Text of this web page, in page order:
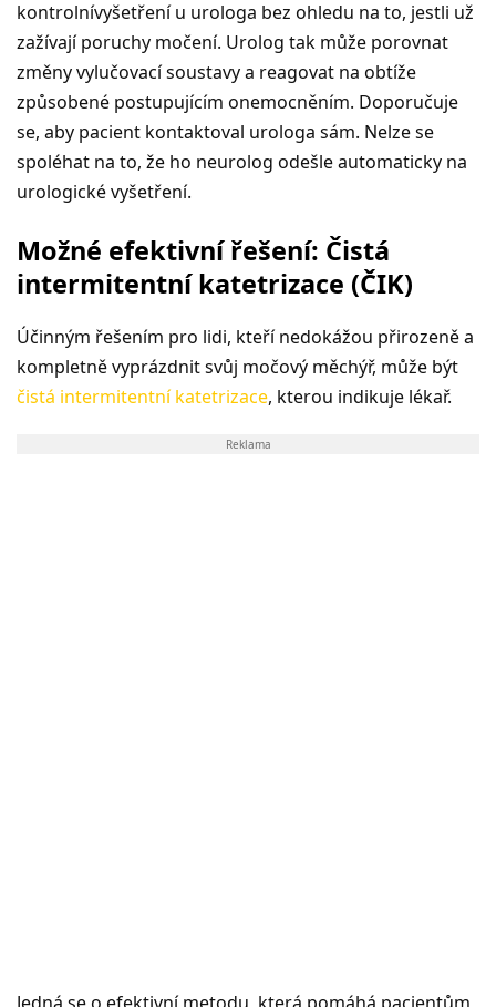
kontrolnívyšetření u urologa bez ohledu na to, jestli už
zažívají poruchy močení. Urolog tak může porovnat
změny vylučovací soustavy a reagovat na obtíže
způsobené postupujícím onemocněním. Doporučuje
se, aby pacient kontaktoval urologa sám. Nelze se
spoléhat na to, že ho neurolog odešle automaticky na
urologické vyšetření.
Možné efektivní řešení: Čistá
intermitentní katetrizace (ČIK)
Účinným řešením pro lidi, kteří nedokážou přirozeně a
kompletně vyprázdnit svůj močový měchýř, může být
čistá intermitentní katetrizace, kterou indikuje lékař.
Reklama